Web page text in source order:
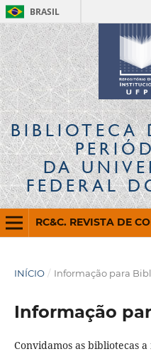
BRASIL
BIBLIOTECA
DA
FEDERAL
INÍCIO / Informação para
Informação
Convidamos as bibliotecas